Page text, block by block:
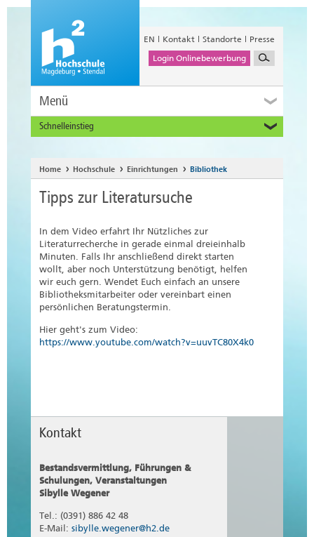
EN Kontakt Standorte
Presse
Login Onlinebewerbung
Menü
Schnelleinstieg
Alumni
Unternehmen und Institutionen
Studierende
International
Home Hochschule Einrichtungen Bibliothek
Tipps zur Literatursuche
In dem Video erfahrt Ihr Nützliches zur
Literaturrecherche in gerade einmal dreieinhalb
Minuten. Falls Ihr anschließend direkt starten
wollt, aber noch Unterstützung benötigt, helfen
wir euch gern. Wendet Euch einfach an unsere
Bibliotheksmitarbeiter oder vereinbart einen
persönlichen Beratungstermin.
Hier geht's zum Video:
https://www.youtube.com/watch?v=uuvTC80X4k0
Kontakt
Bestandsvermittlung, Führungen &
Schulungen, Veranstaltungen
Sibylle Wegener
Tel.: (0391) 886 42 48
E-Mail: sibylle.wegener@h2.de